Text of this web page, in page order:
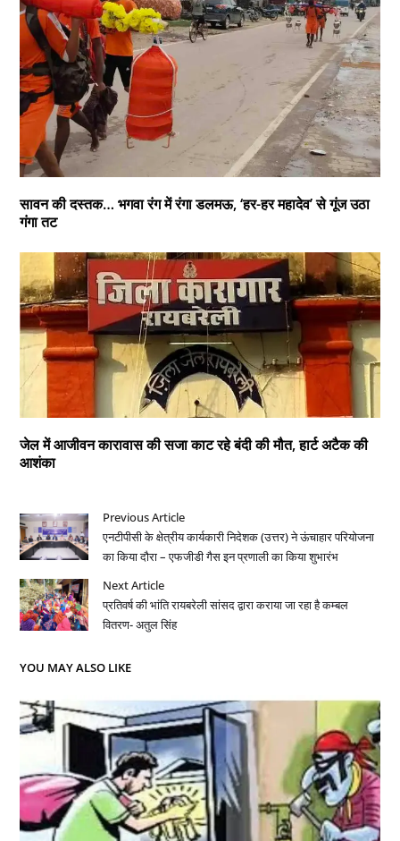
सावन की दस्तक… भगवा रंग में रंगा डलमऊ, ‘हर-हर महादेव’ से गूंज उठा
गंगा तट
जेल में आजीवन कारावास की सजा काट रहे बंदी की मौत, हार्ट अटैक की
आशंका
Previous Article
एनटीपीसी के क्षेत्रीय कार्यकारी निदेशक (उत्तर) ने ऊंचाहार परियोजना
का किया दौरा – एफजीडी गैस इन प्रणाली का किया शुभारंभ
Next Article
प्रतिवर्ष की भांति रायबरेली सांसद द्वारा कराया जा रहा है कम्बल
वितरण- अतुल सिंह
YOU MAY ALSO LIKE